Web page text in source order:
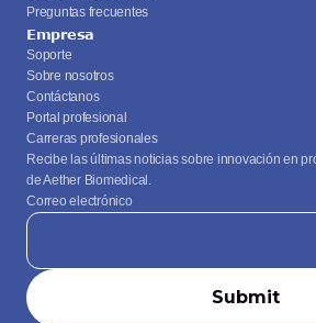
Preguntas frecuentes
Empresa
Soporte
Sobre nosotros
Contáctanos
Portal profesional
Carreras profesionales
Recibe las últimas noticias sobre innovación en
de Aether Biomedical.
Correo electrónico